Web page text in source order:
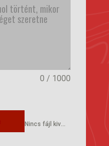
0 / 1000
Nincs fájl kiválasztva